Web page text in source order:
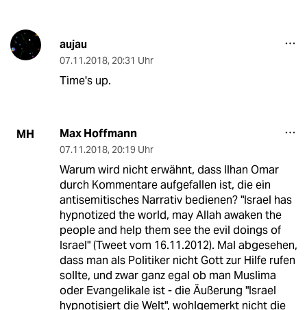
aujau
07.11.2018, 20:31 Uhr
Time's up.
MH Max Hoffmann
07.11.2018, 20:19 Uhr
Warum wird nicht erwähnt, dass Ilhan Omar
durch Kommentare aufgefallen ist, die ein
antisemitisches Narrativ bedienen? "Israel has
hypnotized the world, may Allah awaken the
people and help them see the evil doings of
Israel" (Tweet vom 16.11.2012). Mal abgesehen,
dass man als Politiker nicht Gott zur Hilfe rufen
sollte, und zwar ganz egal ob man Muslima
oder Evangelikale ist - die Äußerung "Israel
hypnotisiert die Welt", wohlgemerkt nicht die